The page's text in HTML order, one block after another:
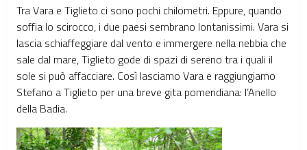
Tra Vara e Tiglieto ci sono pochi chilometri. Eppure, quando
soffia lo scirocco, i due paesi sembrano lontanissimi. Vara si
lascia schiaffeggiare dal vento e immergere nella nebbia che
sale dal mare, Tiglieto gode di spazi di sereno tra i quali il
sole si può affacciare. Così lasciamo Vara e raggiungiamo
Stefano a Tiglieto per una breve gita pomeridiana: l’Anello
della Badia.